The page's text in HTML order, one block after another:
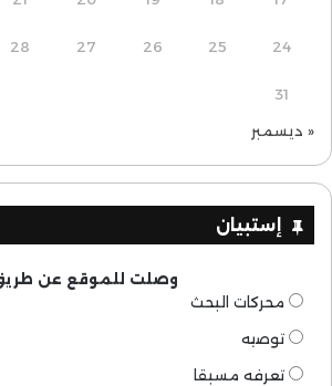
24
25
26
27
28
31
« ديسمبر
إستبيان
وصلت للموقع عن
محركات البحث
توصيه
تعرفه مسبقا